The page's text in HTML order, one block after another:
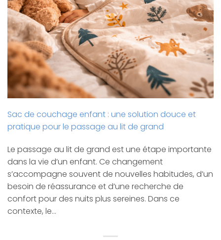
Sac de couchage enfant : une solution douce et
pratique pour le passage au lit de grand
Le passage au lit de grand est une étape importante
dans la vie d’un enfant. Ce changement
s’accompagne souvent de nouvelles habitudes, d’un
besoin de réassurance et d’une recherche de
confort pour des nuits plus sereines. Dans ce
contexte, le…